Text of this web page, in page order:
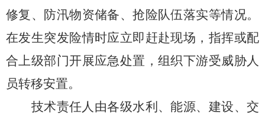
修复、防汛物资储备、抢险队伍落实等情况。
在发生突发险情时应立即赶赴现场，指挥或配
合上级部门开展应急处置，组织下游受威胁人
员转移安置。
技术责任人由各级水利、能源、建设、交